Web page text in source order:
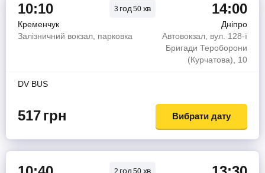
10:10 3 год50 хв 14:00
Кременчук
Дніпро
Залізничний вокзал, парковка
Автовокзал, вул. 128-ї
Бригади Тероборони
(Курчатова), 10
DV BUS
517грн Вибрати дату
2 год50 хв